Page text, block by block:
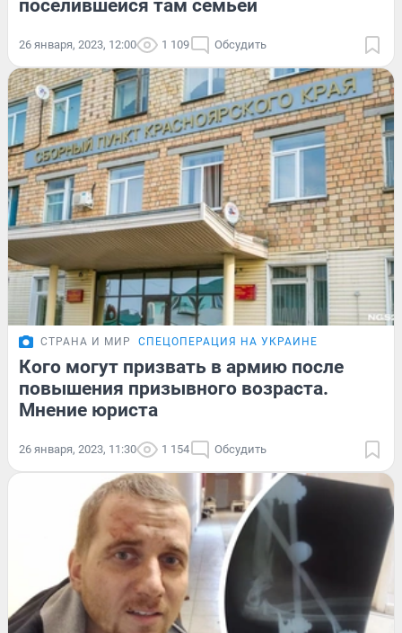
поселившейся там семьей
26 января, 2023, 12:00 1 109 Обсудить
СТРАНА И МИР СПЕЦОПЕРАЦИЯ НА УКРАИНЕ
Кого могут призвать в армию после
повышения призывного возраста.
Мнение юриста
26 января, 2023, 11:30 1 154 Обсудить